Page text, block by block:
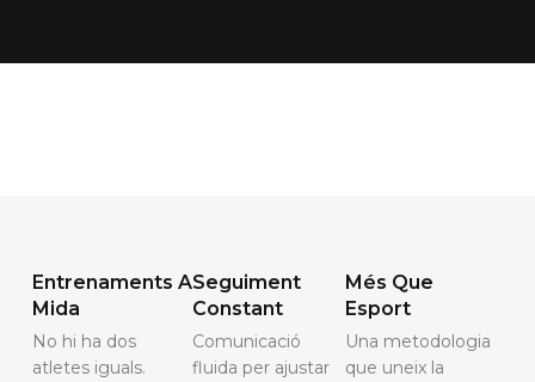
Entrenaments A
Mida
No hi ha dos
atletes iguals.
Seguiment
Constant
Comunicació
fluida per ajustar
Més Que
Esport
Una metodologia
que uneix la